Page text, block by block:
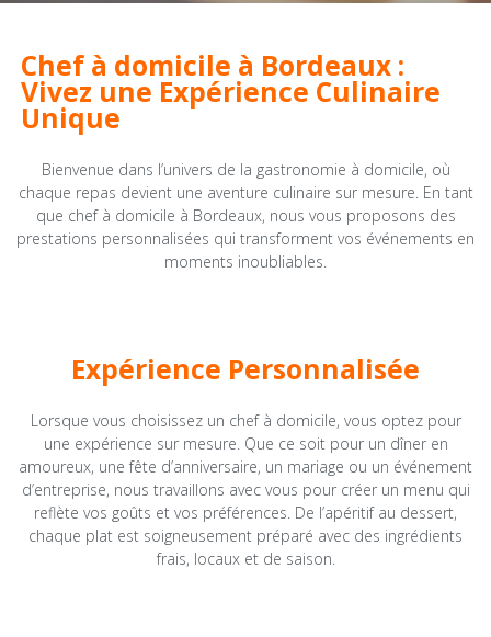
Chef à domicile à Bordeaux :
Vivez une Expérience Culinaire
Unique
Bienvenue dans l’univers de la gastronomie à domicile, où
chaque repas devient une aventure culinaire sur mesure. En tant
que chef à domicile à Bordeaux, nous vous proposons des
prestations personnalisées qui transforment vos événements en
moments inoubliables.
Expérience Personnalisée
Lorsque vous choisissez un chef à domicile, vous optez pour
une expérience sur mesure. Que ce soit pour un dîner en
amoureux, une fête d’anniversaire, un mariage ou un événement
d’entreprise, nous travaillons avec vous pour créer un menu qui
reflète vos goûts et vos préférences. De l’apéritif au dessert,
chaque plat est soigneusement préparé avec des ingrédients
frais, locaux et de saison.